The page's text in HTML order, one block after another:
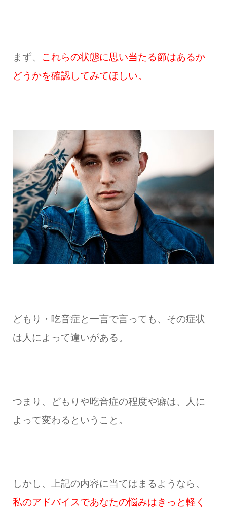
まず、
これらの状態に思い当たる節はあるか
どうかを確認してみてほしい。
どもり・吃音症と一言で言っても、その症状
は人によって違いがある。
つまり、どもりや吃音症の程度や癖は、人に
よって変わるということ。
しかし、上記の内容に当てはまるようなら、
私のアドバイスであなたの悩みはきっと軽く